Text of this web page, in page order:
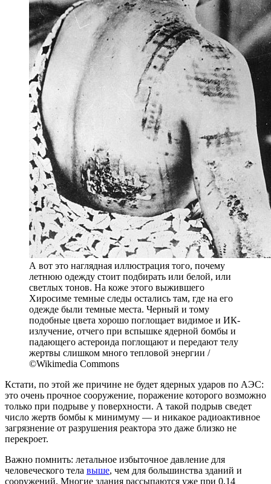
А вот это наглядная иллюстрация того, почему
летнюю одежду стоит подбирать или белой, или
светлых тонов. На коже этого выжившего
Хиросиме темные следы остались там, где на его
одежде были темные места. Черный и тому
подобные цвета хорошо поглощает видимое и ИК-
излучение, отчего при вспышке ядерной бомбы и
падающего астероида поглощают и передают телу
жертвы слишком много тепловой энергии /
©Wikimedia Commons
Кстати, по этой же причине не будет ядерных ударов по АЭС:
это очень прочное сооружение, поражение которого возможно
только при подрыве у поверхности. А такой подрыв сведет
число жертв бомбы к минимуму — и никакое радиоактивное
загрязнение от разрушения реактора это даже близко не
перекроет.
Важно помнить: летальное избыточное давление для
человеческого тела выше, чем для большинства зданий и
сооружений. Многие здания рассыпаются уже при 0,14